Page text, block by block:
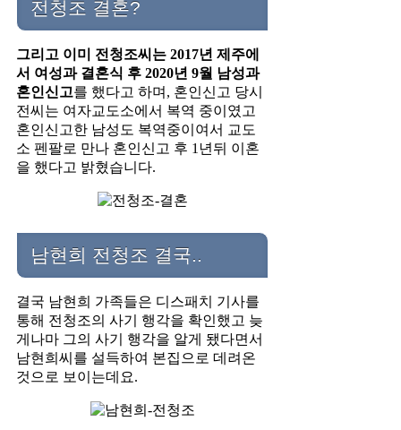
전청조 결혼?
그리고 이미 전청조씨는 2017년 제주에
서 여성과 결혼식 후 2020년 9월 남성과
혼인신고를 했다고 하며, 혼인신고 당시
전씨는 여자교도소에서 복역 중이였고
혼인신고한 남성도 복역중이여서 교도
소 펜팔로 만나 혼인신고 후 1년뒤 이혼
을 했다고 밝혔습니다.
남현희 전청조 결국..
결국 남현희 가족들은 디스패치 기사를
통해 전청조의 사기 행각을 확인했고 늦
게나마 그의 사기 행각을 알게 됐다면서
남현희씨를 설득하여 본집으로 데려온
것으로 보이는데요.